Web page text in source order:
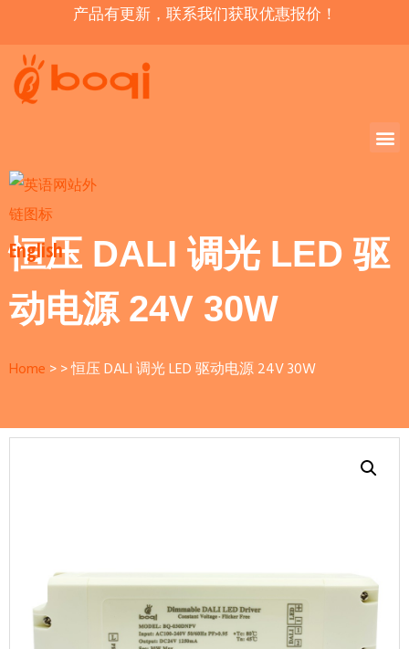
产品有更新，联系我们获取优惠报价！
English
恒压 DALI 调光 LED 驱
动电源 24V 30W
Home 恒压 DALI 调光 LED 驱动电源 24V 30W